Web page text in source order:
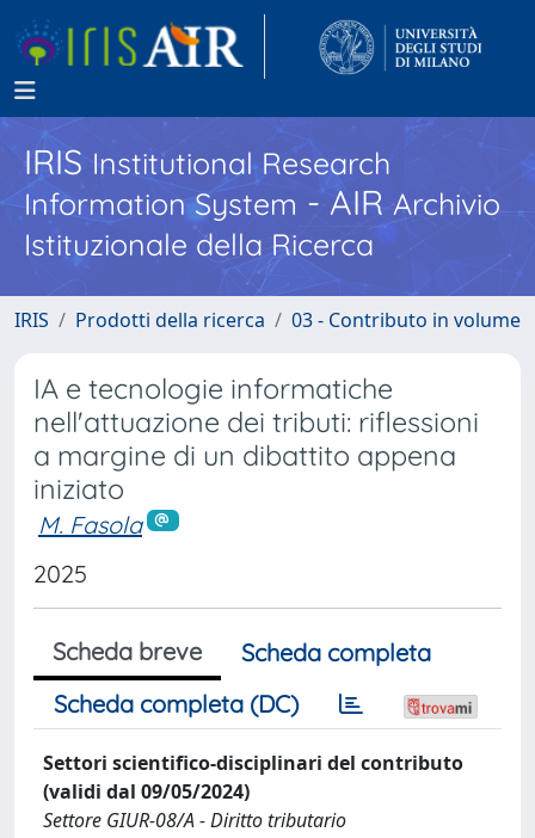
IRISInstitutional Research
Information System - AIR Archivio
Istituzionale della Ricerca
IRIS Prodotti della ricerca 03 - Contributo in volume
IA e tecnologie informatiche
nell'attuazione dei tributi: riflessioni
a margine di un dibattito appena
iniziato
M. Fasola
2025
Scheda breve
Scheda completa
Scheda completa (DC)
Settori scientifico-disciplinari del contributo
(validi dal 09/05/2024)
Settore GIUR-08/A - Diritto tributario